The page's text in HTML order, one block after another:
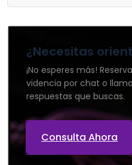
¿Necesitas
¡No esperes más!
videncia por chat o
respuestas que buscas.
Consulta Ahora